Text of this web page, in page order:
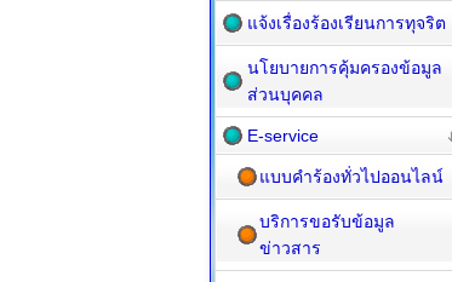
แจ้งเรื่องร้องเรียนการทุจริต
นโยบายการคุ้มครองข้อมูล
ส่วนบุคคล
E-service
แบบคำร้องทั่วไปออนไลน์
บริการขอรับข้อมูล
ข่าวสาร